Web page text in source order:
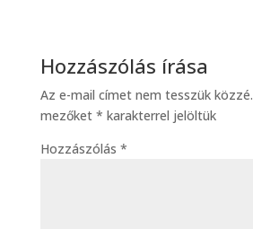
Hozzászólás írása
Az e-mail címet nem tesszük közzé.
mezőket * karakterrel jelöltük
Hozzászólás *